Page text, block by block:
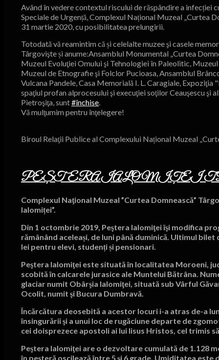
Având în vedere contextul riscului de răspândire a infecției
Speciale de Urgență, Complexul Național Muzeal „Curtea
31 martie 2020, cu posibilitatea prelungirii.
Totodată vă reamintim că și celelalte muzee şi casele
Târgovişte și anume:Ansamblul Monumental „Curtea
Muzeul Evoluţiei Omului şi Tehnologiei în Paleolitic,
Muzeul de Etnografie şi Folclor Pucioasa, Ansamblul
Vulcana Pandele, Casa Memorială I. L. Caragiale,
spaţiul profan alprocesului şi execuţiei soţilor Ceauşescu
Pietroşiţa, sunt#închise.
Vă mulţumim pentru înţelegere!
Biroul Relaţii Publice al Complexului Național Muzeal
PEŞTERA IALOMIŢEI
Complexul Naţional Muzeal ”Curtea Domnească”
Ialomiței”.
Din 1 octombrie 2019, Peştera Ialomiţei îşi modifica
rămânând aceleași, de luni până duminică. Ultimul
lei pentru elevi, studenți și pensionari.
Peştera Ialomiţei este situată în localitatea Moroeni,
scobită în calcarele jurasice ale Muntelui Bătrâna.
glaciar numit Obârşia Ialomiţei, situată sub Vârful
Ocolit, numit şi Bucura Dumbravă.
Încărcătura deosebită a acestor locuri i-a atras de-a
însingurării şi a unui loc de rugăciune departe de
cei doisprezece apostoli ai lui Iisus Hristos, cel trimis
Peştera Ialomiţei are o dezvoltare cumulată de 1.128
în peşteră oscilează între 5 şi 6 grade. Umiditatea este